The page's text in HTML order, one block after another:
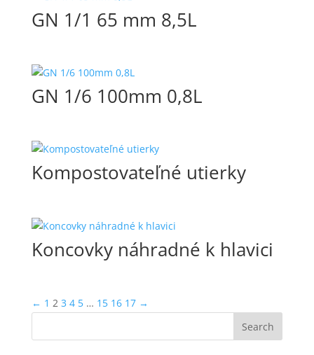
GN 1/1 65 mm 8,5L
GN 1/6 100mm 0,8L
Kompostovateľné utierky
Koncovky náhradné k hlavici
← 1 2 3 4 5 … 15 16 17 →